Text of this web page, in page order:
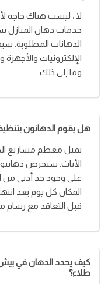
لا ، ليست هناك حاجة
خدمات دهان المنازل
الدهانات المطلوبة.
الإلكترونيات
وما إلى ذلك.
هل يقوم الدهانون
تميل معظم مشاريع
الأثاث. سيحرص
على وجود حد أدنى
المكان كل يوم بعد
قبل التعاقد مع رسام
كيف يحدد الدهان في
طلاء؟